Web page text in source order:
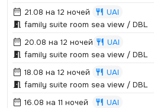
21.08 на 12 ночей
UAI
family suite room sea view / DBL
20.08 на 12 ночей
UAI
family suite room sea view / DBL
18.08 на 12 ночей
UAI
family suite room sea view / DBL
16.08 на 11 ночей
UAI